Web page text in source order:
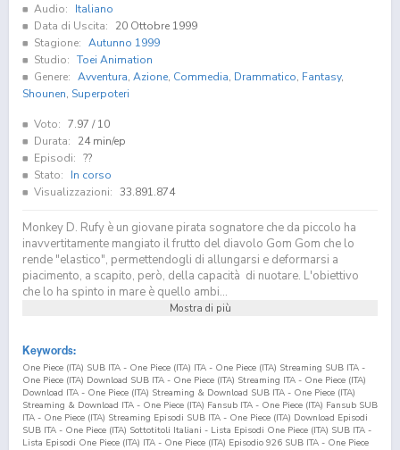
Audio:
Italiano
Data di Uscita:
20 Ottobre 1999
Stagione: Autunno 1999
Studio: Toei Animation
Genere: Avventura, Azione, Commedia, Drammatico, Fantasy,
Shounen, Superpoteri
Voto: 7.97 / 10
Durata:
24 min/ep
Episodi: ??
Stato:
In corso
Visualizzazioni: 33.891.874
Monkey D. Rufy è un giovane pirata sognatore che da piccolo ha
inavvertitamente mangiato il frutto del diavolo Gom Gom che lo
rende "elastico", permettendogli di allungarsi e deformarsi a
piacimento, a scapito, però, della capacità di nuotare. L'obiettivo
che lo ha spinto in mare è quello ambi...
Mostra di più
Keywords:
One Piece (ITA) SUB ITA - One Piece (ITA) ITA - One Piece (ITA) Streaming SUB ITA -
One Piece (ITA) Download SUB ITA - One Piece (ITA) Streaming ITA - One Piece (ITA)
Download ITA - One Piece (ITA) Streaming & Download SUB ITA - One Piece (ITA)
Streaming & Download ITA - One Piece (ITA) Fansub ITA - One Piece (ITA) Fansub SUB
ITA - One Piece (ITA) Streaming Episodi SUB ITA - One Piece (ITA) Download Episodi
SUB ITA - One Piece (ITA) Sottotitoli Italiani - Lista Episodi One Piece (ITA) SUB ITA -
Lista Episodi One Piece (ITA) ITA - One Piece (ITA) Episodio 926 SUB ITA - One Piece